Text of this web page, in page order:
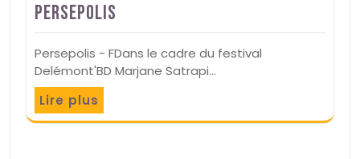
Persepolis
Persepolis - FDans le cadre du festival
Delémont'BD Marjane Satrapi…
Lire plus